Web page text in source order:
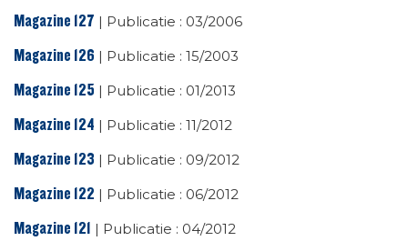
Magazine 127 | Publicatie : 03/2006
Magazine 126 | Publicatie : 15/2003
Magazine 125 | Publicatie : 01/2013
Magazine 124 | Publicatie : 11/2012
Magazine 123 | Publicatie : 09/2012
Magazine 122 | Publicatie : 06/2012
Magazine 121 | Publicatie : 04/2012